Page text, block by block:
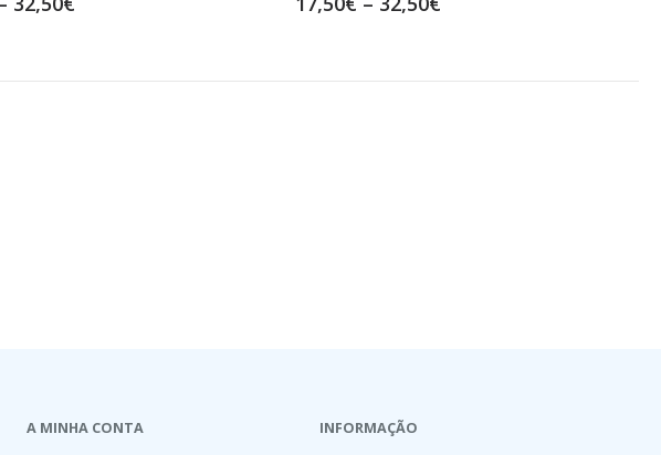
A MINHA CONTA INFORMAÇÃO